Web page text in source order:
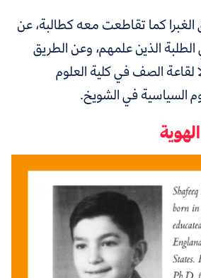
كما تقاطعت معه كطالبة، عن
الطلبة الذين علمهم، وعن الطريق
الصف في كلية العلوم
السياسية في الشويخ.